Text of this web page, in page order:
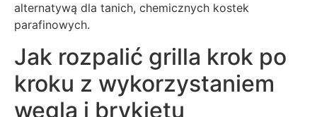
alternatywą dla tanich, chemicznych kostek
parafinowych.
Jak rozpalić grilla krok po
kroku z wykorzystaniem
węgla i brykietu